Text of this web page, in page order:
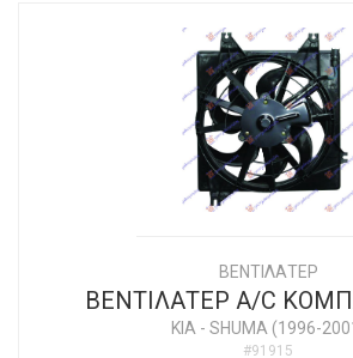
ΒΕΝΤΙΛΑΤΕΡ
ΒΕΝΤΙΛΑΤΕΡ A/C
KIA - SHUMA (1996-
#91915